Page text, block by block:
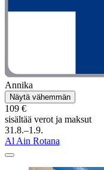
Annika
Näytä vähemmän
109 €
sisältää verot ja maksut
31.8.–1.9.
Al Ain Rotana